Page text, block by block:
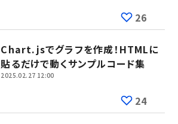
26
Chart.jsでグラフを作成！HTMLに
貼るだけで動くサンプルコード集
2025.02.27 12:00
24